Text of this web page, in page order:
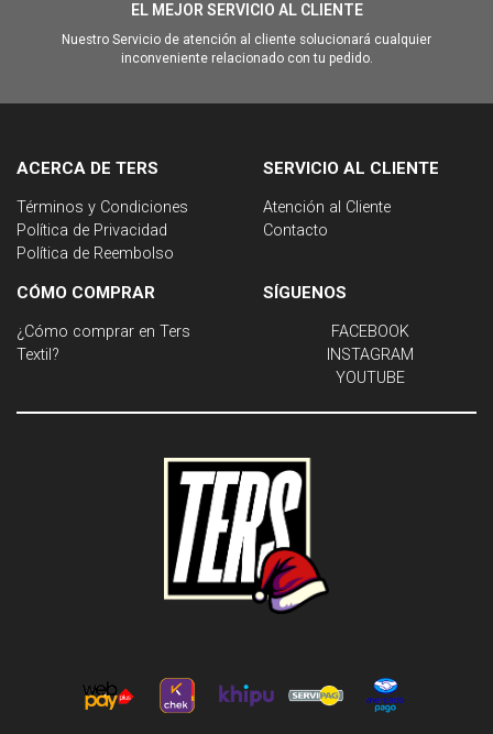
EL MEJOR SERVICIO AL CLIENTE
Nuestro Servicio de atención al cliente solucionará cualquier
inconveniente relacionado con tu pedido.
ACERCA DE TERS
Términos y Condiciones
Política de Privacidad
Política de Reembolso
SERVICIO AL CLIENTE
Atención al Cliente
Contacto
CÓMO COMPRAR
¿Cómo comprar en Ters
Textil?
SÍGUENOS
FACEBOOK
INSTAGRAM
YOUTUBE